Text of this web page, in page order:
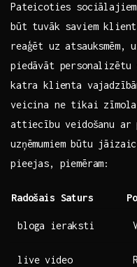
Pateicoties
būt tuvāk saviem
reaģēt uz atsauksmēm,
piedāvāt
katra ‌klienta
veicina ne tikai
attiecību veidošanu ar
uzņēmumiem būtu
pieejas, piemēram:
Radošais Saturs
bloga ieraksti
live video